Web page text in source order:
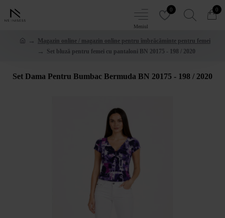
0 0
Magazin online / magazin online pentru îmbrăcăminte pentru femei
Set bluză pentru femei cu pantaloni BN 20175 - 198 / 2020
Set Dama Pentru Bumbac Bermuda BN 20175 - 198 / 2020